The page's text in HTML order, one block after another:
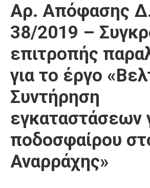
Αποφάσεις
Αρ. Απόφασης
38/2019 –
επιτροπής
για το έργο
Συντήρηση
εγκαταστάσεων
ποδοσφαίρου
Αναρράχης»